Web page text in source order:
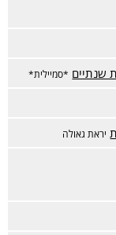
שנתיים *סמיילית*
יראת גאולה